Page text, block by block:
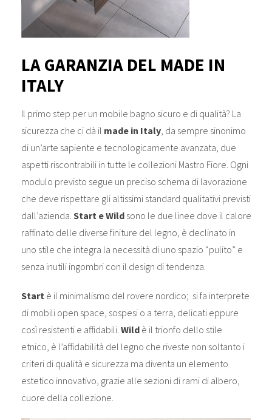
LA GARANZIA DEL MADE IN
ITALY
Il primo step per un mobile bagno sicuro e di qualità? La
sicurezza che ci dà il made in Italy, da sempre sinonimo
di un’arte sapiente e tecnologicamente avanzata, due
aspetti riscontrabili in tutte le collezioni Mastro Fiore. Ogni
modulo previsto segue un preciso schema di lavorazione
che deve rispettare gli altissimi standard qualitativi previsti
dall’azienda. Start e Wildsono le due linee dove il calore
raffinato delle diverse finiture del legno, è declinato in
uno stile che integra la necessità di uno spazio “pulito” e
senza inutili ingombri con il design di tendenza.
Start è il minimalismo del rovere nordico; si fa interprete
di mobili open space, sospesi o a terra, delicati eppure
così resistenti e affidabili. Wildè il trionfo dello stile
etnico, è l’affidabilità del legno che riveste non soltanto i
criteri di qualità e sicurezza ma diventa un elemento
estetico innovativo, grazie alle sezioni di rami di albero,
cuore della collezione.